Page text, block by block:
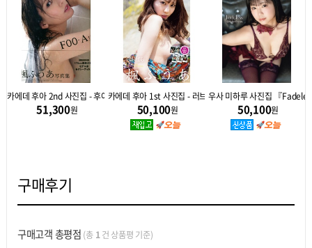
지』
카에데 후아 2nd 사진집 - 후아 FOO-A
51,300원
카에데 후아 1st 사진집 - 러브파라
50,100원
우사 미하루 사진집 『
50,100원
구매후기
구매고객 총평점 (총 1건 상품평 기준)